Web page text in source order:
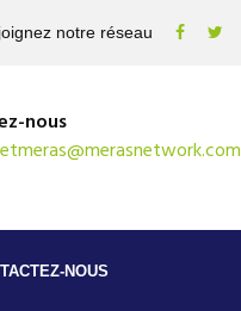
notre réseau
nous
NOUS